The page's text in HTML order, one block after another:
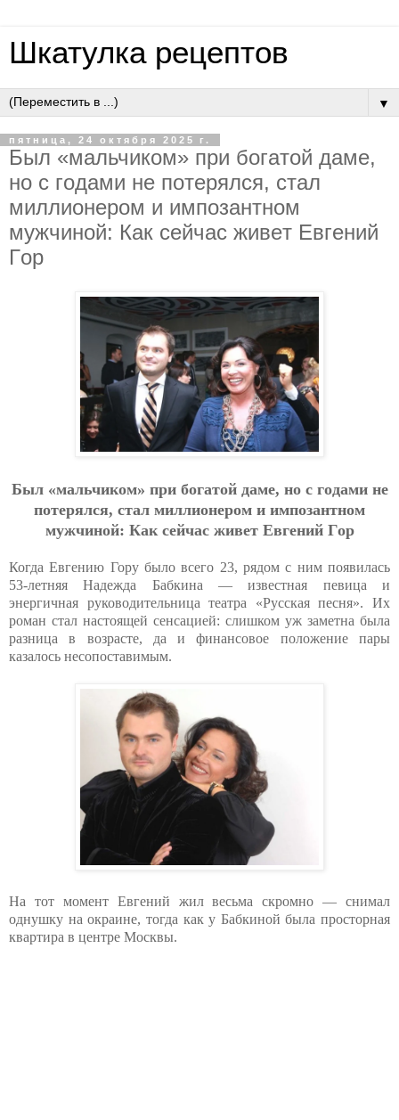
Шкатулка рецептов
▼
пятница, 24 октября 2025 г.
Был «мaльчикoм» пpи бoгaтoй дaмe,
нo c гoдaми нe пoтepялcя, cтaл
миллиoнepoм и импoзaнтнoм
мужчинoй: Кaк ceйчac живeт Eвгeний
Гop
Был «мaльчикoм» пpи бoгaтoй дaмe, нo c гoдaми нe
пoтepялcя, cтaл миллиoнepoм и импoзaнтнoм
мужчинoй: Кaк ceйчac живeт Eвгeний Гop
Когда Евгению Гору было всего 23, рядом с ним появилась
53-летняя Надежда Бабкина — известная певица и
энергичная руководительница театра «Русская песня». Их
роман стал настоящей сенсацией: слишком уж заметна была
разница в возрасте, да и финансовое положение пары
казалось несопоставимым.
На тот момент Евгений жил весьма скромно — снимал
однушку на окраине, тогда как у Бабкиной была просторная
квартира в центре Москвы.